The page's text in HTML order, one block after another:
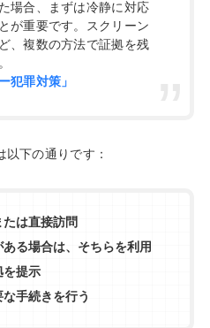
場合、まずは冷静に対応
が重要です。スクリーン
、複数の方法で証拠を残
犯罪対策」
下の通りです：
は直接訪問
る場合は、そちらを利用
を提示
手続きを行う